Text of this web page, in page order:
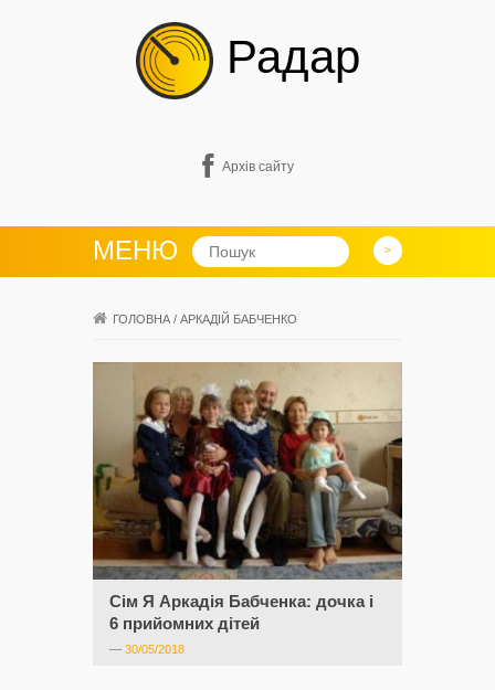
Радар
Архів сайту
МЕНЮ
ГОЛОВНА / АРКАДІЙ БАБЧЕНКО
Сім Я Аркадія Бабченка: дочка і
6 прийомних дітей
— 30/05/2018